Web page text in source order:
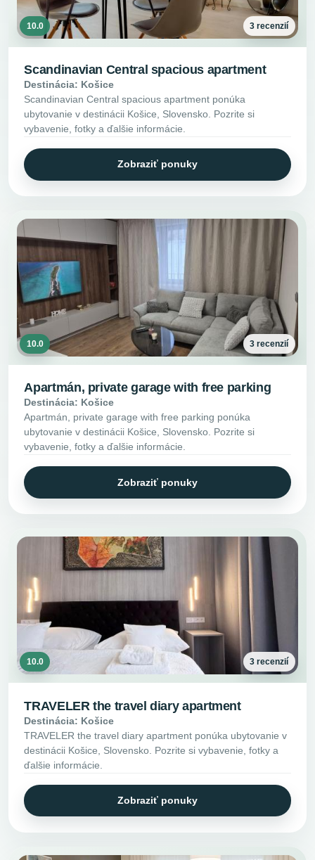
10.0 3 recenzií
Scandinavian Central spacious apartment
Destinácia: Košice
Scandinavian Central spacious apartment ponúka
ubytovanie v destinácii Košice, Slovensko. Pozrite si
vybavenie, fotky a ďalšie informácie.
Zobraziť ponuky
10.0 3 recenzií
Apartmán, private garage with free parking
Destinácia: Košice
Apartmán, private garage with free parking ponúka
ubytovanie v destinácii Košice, Slovensko. Pozrite si
vybavenie, fotky a ďalšie informácie.
Zobraziť ponuky
10.0 3 recenzií
TRAVELER the travel diary apartment
Destinácia: Košice
TRAVELER the travel diary apartment ponúka ubytovanie v
destinácii Košice, Slovensko. Pozrite si vybavenie, fotky a
ďalšie informácie.
Zobraziť ponuky